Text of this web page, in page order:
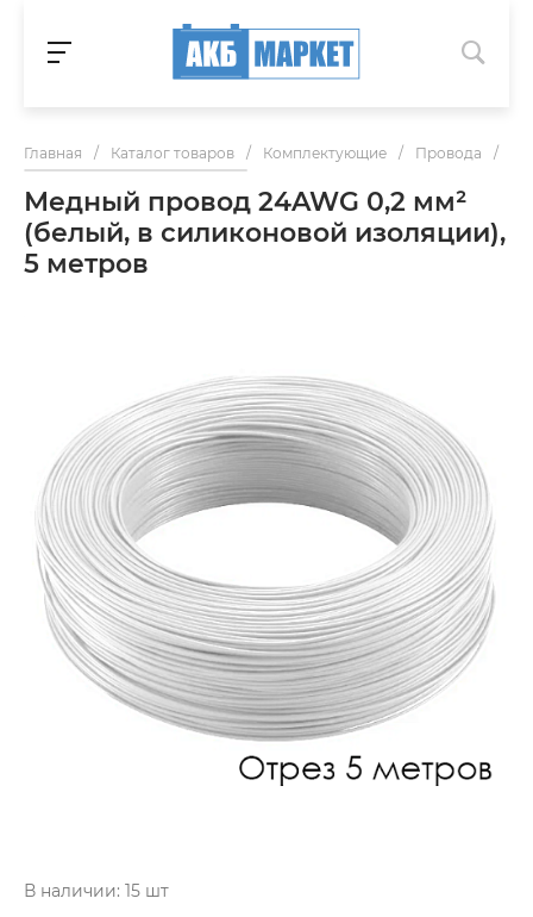
Главная / Каталог товаров / Комплектующие / Провода /
Медный провод 24AWG 0,2 мм²
(белый, в силиконовой изоляции),
5 метров
В наличии: 15 шт